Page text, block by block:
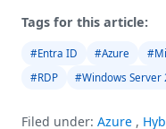
Tags for this article:
#Entra ID #Azure
#RDP
#Windows Server
Filed under: Azure ,